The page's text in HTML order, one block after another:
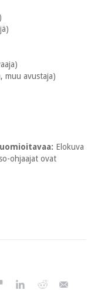
muu avustaja)
Elokuva
ohjaajat ovat